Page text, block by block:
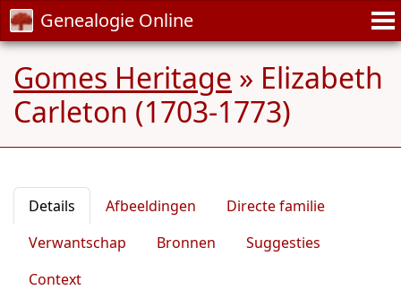
Genealogie Online
Gomes Heritage » Elizabeth
Carleton (1703-1773)
Details Afbeeldingen
Directe familie
Verwantschap
Bronnen
Suggesties
Context